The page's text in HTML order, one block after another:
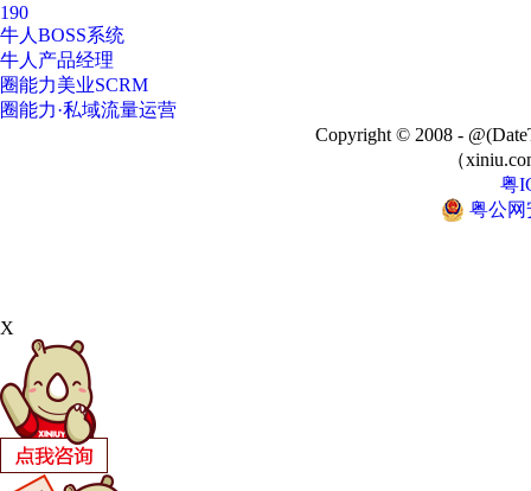
190
牛人BOSS系统
牛人产品经理
圈能力美业SCRM
圈能力·私域流量运营
Copyright © 2008 -
（
粤
粤公网
X